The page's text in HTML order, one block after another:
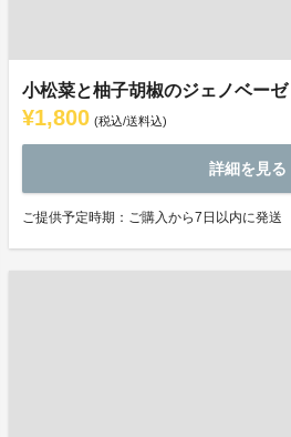
小松菜と柚子胡椒のジェノベーゼ
¥1,800 (税込/送料込)
詳細を見る
ご提供予定時期：ご購入から7日以内に発送